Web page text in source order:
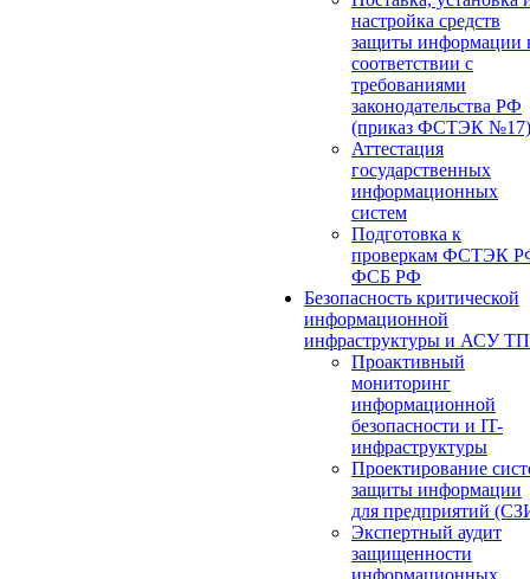
настройка средств
защиты информации
соответствии с
требованиями
законодательства РФ
(приказ ФСТЭК №17)
Аттестация
государственных
информационных
систем
Подготовка к
проверкам ФСТЭК
ФСБ РФ
Безопасность критической
информационной
инфраструктуры и АСУ ТП
Проактивный
мониторинг
информационной
безопасности и IT-
инфраструктуры
Проектирование
защиты информации
для предприятий
Экспертный аудит
защищенности
информационных